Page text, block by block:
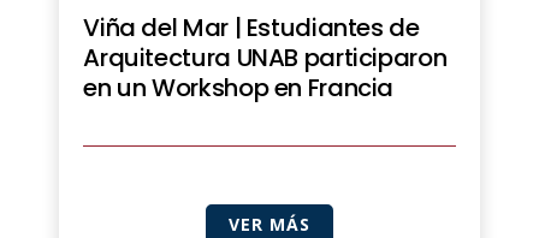
Viña del Mar | Estudiantes de
Arquitectura UNAB participaron
en un Workshop en Francia
VER MÁS